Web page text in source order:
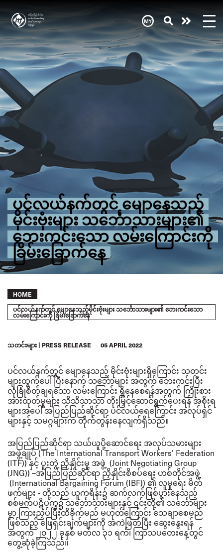
main
content
ပင်လယ်နက်တွင် မျောနေသည့်
မိုင်းဗုံးများ သင်္ဘောသားများ၏
ဘေးကင်းသော လမ်းကြောင်းကို
ခြိမ်းခြောက်နေ
Need
help
now?
Breadcrumb
HOME
ပင်လယ်နက်တွင် မျောနေသည့်မိုင်းဗုံးများ သင်္ဘောသားများ၏ ဘေးကင်းသော
လမ်းကြောင်းကို ခြိမ်းခြောက်နေ
သတင်းများ PRESS RELEASE 05 APRIL 2022
ပင်လယ်နက်တွင် မျောနေသည့် မိုင်းဗုံးများရှိကြောင်း သတင်း
များထွက်ပေါ်ပြီးနောက် သင်္ဘောများ အတွက် ဘေးကင်းပြီး
လုံခြုံစိတ်ချရသော လမ်းကြောင်း ရှိနေစေရန်အတွက် ကြိုးစား
အားထုတ်မှုများ သိသိသာသာ တိုးမြှင့်ဆောင်ရွက်ပေးရန် အစိုးရ
များအပေါ် အပြည်ပြည်ဆိုင်ရာ ပင်လယ်ရေကြောင်း အလုပ်ရှင်
များနှင့် သမဂ္ဂများက တိုက်တွန်းနေလျက်ရှိသည်။
အပြည်ပြည်ဆိုင်ရာ သယ်ယူပို့ဆောင်ရေး အလုပ်သမားများ
အဖွဲ့ချုပ် (The International Transport Workers’ Federation
(ITF)) နှင့် ပူးတွဲ ညှိနှိုင်းမှု အဖွဲ့ (Joint Negotiating Group
(JNG))–အပြည်ပြည်ဆိုင်ရာ ညှိနှိုင်းစိစပ်ရေး ဟစ်တိုင်အဖွဲ့
(International Bargaining Forum (IBF)) ၏ လူမှုရေး မိတ်
ဖက်များ - တို့သည် ယူကရိန်း၌ ဆက်လက်ဖြစ်ပွားနေသည့်
စစ်မက်ပဋိပက္ခ၌ သင်္ဘောသားများနှင့် ၎င်းတို့၏ သင်္ဘောများ
မှာ ကြားညှပ်ပြီးထိခိုက်မည် မဟုတ်ကြောင်း သေချာစေမည်
ဖြစ်သည့် ဖြေရှင်းချက်များကို အကဲဖြတ်ပြီး ဆွေးနွေးရန်
အတွက် ၂၀၂၂ ခုနှစ် မတ်လ ၃၁ ရက်၊ ကြာသပတေးနေ့တွင်
တွေ့ဆုံခဲ့ကြသည်။